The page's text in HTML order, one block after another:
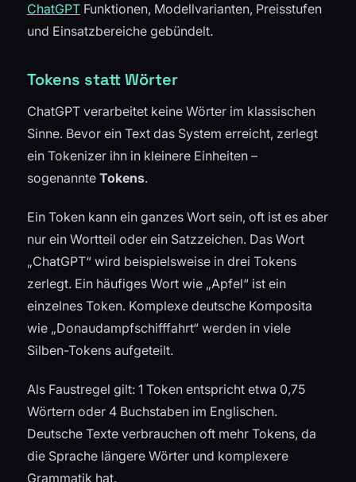
ChatGPT Funktionen, Modellvarianten, Preisstufen
und Einsatzbereiche gebündelt.
Tokens statt Wörter
ChatGPT verarbeitet keine Wörter im klassischen
Sinne. Bevor ein Text das System erreicht, zerlegt
ein Tokenizer ihn in kleinere Einheiten –
sogenannte Tokens.
Ein Token kann ein ganzes Wort sein, oft ist es aber
nur ein Wortteil oder ein Satzzeichen. Das Wort
„ChatGPT“ wird beispielsweise in drei Tokens
zerlegt. Ein häufiges Wort wie „Apfel“ ist ein
einzelnes Token. Komplexe deutsche Komposita
wie „Donaudampfschifffahrt“ werden in viele
Silben-Tokens aufgeteilt.
Als Faustregel gilt: 1 Token entspricht etwa 0,75
Wörtern oder 4 Buchstaben im Englischen.
Deutsche Texte verbrauchen oft mehr Tokens, da
die Sprache längere Wörter und komplexere
Grammatik hat.